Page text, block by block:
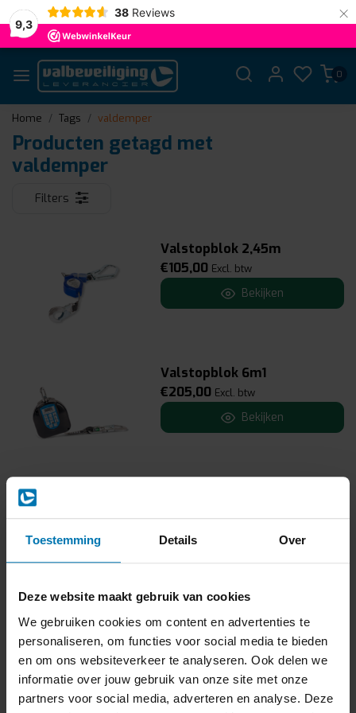
Toestemming Details Over
Deze website maakt gebruik van cookies
We gebruiken cookies om content en advertenties te
personaliseren, om functies voor social media te bieden
en om ons websiteverkeer te analyseren. Ook delen we
informatie over jouw gebruik van onze site met onze
partners voor social media, adverteren en analyse. Deze
9,3
38 Reviews ×
0
Home Tags valdemper
Producten getagd met
valdemper
Filters
Valstopblok 2,45m
€105,00 Excl. btw
Bekijken
Valstopblok 6m1
€205,00 Excl. btw
Bekijken
€107,50 Excl. btw
Bekijken
PS BW200 Valdemper
€18,00 Excl. btw
Stukprijs : €18,00 /
Bekijken